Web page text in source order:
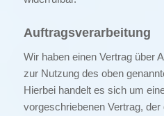
Auftragsverarbeitung
Wir haben einen Vertrag über
zur Nutzung des oben
Hierbei handelt es sich um
vorgeschriebenen Vertrag,